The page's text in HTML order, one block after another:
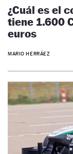
¿Cuál es el
tiene 1.600
euros
MARIO HERRÁEZ